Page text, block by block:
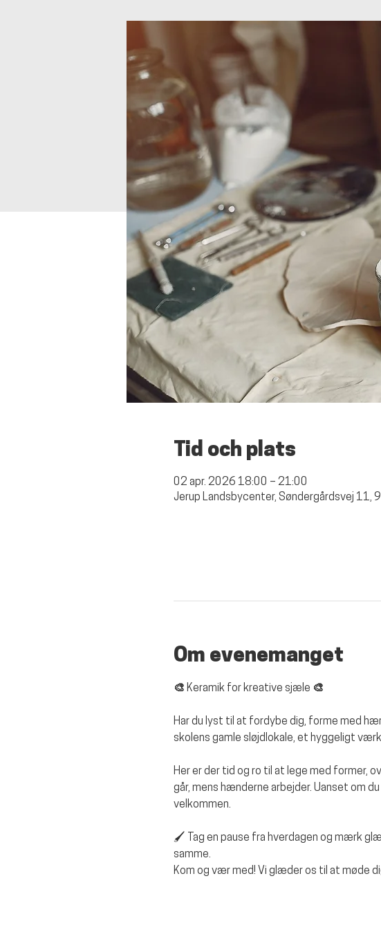
Tid och plats
02 apr. 2026 18:00 – 21:00
Jerup Landsbycenter, Søndergårdsvej 11,
Om evenemanget
🎨 Keramik for kreative sjæle 🎨
Har du lyst til at fordybe dig, forme med
skolens gamle sløjdlokale, et hyggeligt
Her er der tid og ro til at lege med former,
går, mens hænderne arbejder. Uanset om
velkommen.
🖌️ Tag en pause fra hverdagen og mærk
samme.
Kom og vær med! Vi glæder os til at møde